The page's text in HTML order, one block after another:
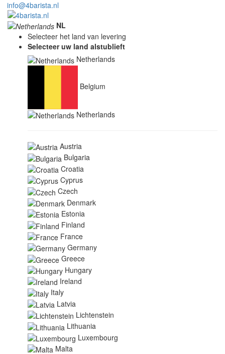
info@4barista.nl
NL
Selecteer het land van levering
Selecteer uw land alstublieft
Netherlands
Belgium
Netherlands
Austria
Bulgaria
Croatia
Cyprus
Czech
Denmark
Estonia
Finland
France
Germany
Greece
Hungary
Ireland
Italy
Latvia
Lichtenstein
Lithuania
Luxembourg
Malta